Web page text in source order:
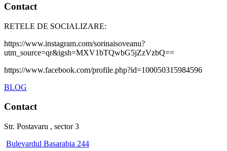
Contact
RETELE DE SOCIALIZARE:
https://www.instagram.com/sorinaisoveanu?
utm_source=qr&igsh=MXV1bTQwbG5jZzVzbQ==
https://www.facebook.com/profile.php?id=100050315984596
BLOG
Contact
Str. Postavaru , sector 3
Bulevardul Basarabia 244